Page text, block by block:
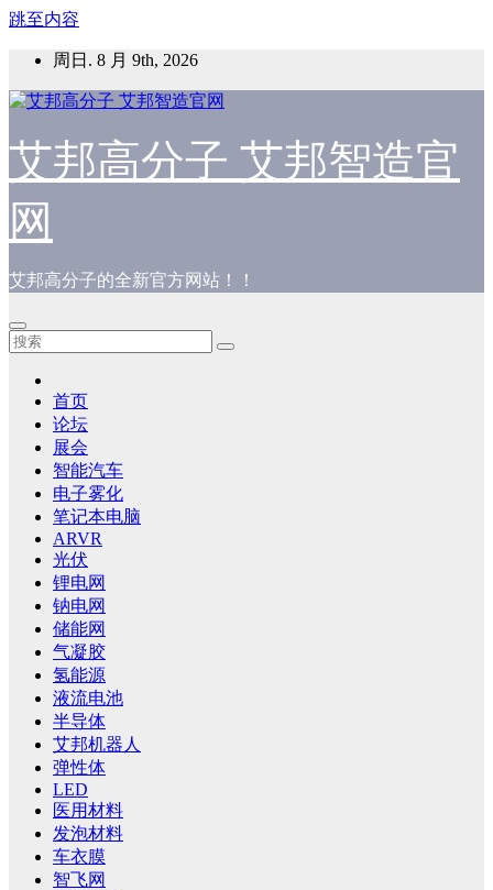
跳至内容
周日. 8 月 9th, 2026
艾邦高分子 艾邦智造官
网
艾邦高分子的全新官方网站！！
首页
论坛
展会
智能汽车
电子雾化
笔记本电脑
ARVR
光伏
锂电网
钠电网
储能网
气凝胶
氢能源
液流电池
半导体
艾邦机器人
弹性体
LED
医用材料
发泡材料
车衣膜
智飞网